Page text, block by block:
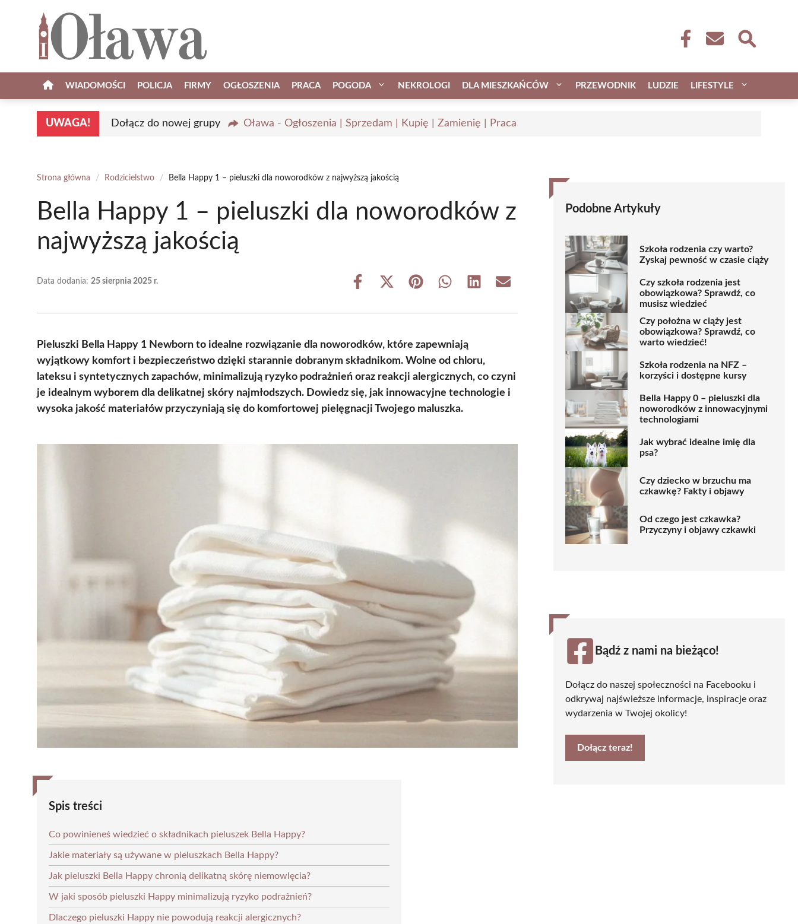
WIADOMOŚCI POLICJA FIRMY OGŁOSZENIA PRACA POGODA NEKROLOGI DLA MIESZKAŃCÓW PRZEWODNIK LUDZIE LIFESTYLE
UWAGA! Dołącz do nowej grupy Oława - Ogłoszenia | Sprzedam | Kupię | Zamienię | Praca
Strona główna / Rodzicielstwo / Bella Happy 1 – pieluszki dla noworodków z najwyższą jakością
Bella Happy 1 – pieluszki dla noworodków z
najwyższą jakością
Data dodania: 25 sierpnia 2025 r.
Share
Share
(Twitter)
Share Share Share Share
Pieluszki Bella Happy 1 Newborn to idealne rozwiązanie dla noworodków, które zapewniają
wyjątkowy komfort i bezpieczeństwo dzięki starannie dobranym składnikom. Wolne od chloru,
lateksu i syntetycznych zapachów, minimalizują ryzyko podrażnień oraz reakcji alergicznych, co czyni
je idealnym wyborem dla delikatnej skóry najmłodszych. Dowiedz się, jak innowacyjne technologie i
wysoka jakość materiałów przyczyniają się do komfortowej pielęgnacji Twojego maluszka.
Spis treści
Co powinieneś wiedzieć o składnikach pieluszek Bella Happy?
Jakie materiały są używane w pieluszkach Bella Happy?
Jak pieluszki Bella Happy chronią delikatną skórę niemowlęcia?
W jaki sposób pieluszki Happy minimalizują ryzyko podrażnień?
Dlaczego pieluszki Happy nie powodują reakcji alergicznych?
Podobne Artykuły
Szkoła rodzenia czy warto?
Zyskaj pewność w czasie ciąży
Czy szkoła rodzenia jest
obowiązkowa? Sprawdź, co
musisz wiedzieć
Czy położna w ciąży jest
obowiązkowa? Sprawdź, co
warto wiedzieć!
Szkoła rodzenia na NFZ –
korzyści i dostępne kursy
Bella Happy 0 – pieluszki dla
noworodków z innowacyjnymi
technologiami
Jak wybrać idealne imię dla
psa?
Czy dziecko w brzuchu ma
czkawkę? Fakty i objawy
Od czego jest czkawka?
Przyczyny i objawy czkawki
Bądź z nami na bieżąco!
Dołącz do naszej społeczności na Facebooku i
odkrywaj najświeższe informacje, inspiracje oraz
wydarzenia w Twojej okolicy!
Dołącz teraz!